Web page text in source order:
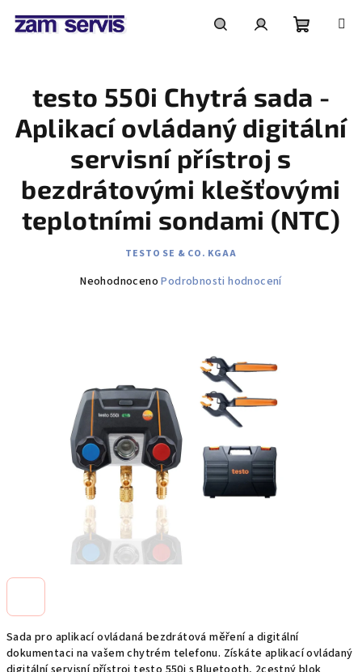
košík
Sada pro aplikací ovládaná bezdrátová měření a digitální
dokumentaci na vašem chytrém telefonu. Získáte aplikací ovládaný
testo 550i Chytrá sada -
Aplikací ovládaný digitální
servisní přístroj s
bezdrátovými klešťovými
teplotními sondami (NTC)
TESTO SE & CO. KGAA
Průměrné
hvězdiček.
Neohodnoceno Podrobnosti hodnocení